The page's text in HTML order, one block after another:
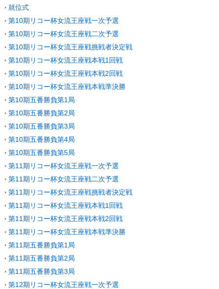
就位式
第10期リコー杯女流王座戦一次予選
第10期リコー杯女流王座戦二次予選
第10期リコー杯女流王座戦挑戦者決定戦
第10期リコー杯女流王座戦本戦1回戦
第10期リコー杯女流王座戦本戦2回戦
第10期リコー杯女流王座戦本戦準決勝
第10期五番勝負第1局
第10期五番勝負第2局
第10期五番勝負第3局
第10期五番勝負第4局
第10期五番勝負第5局
第11期リコー杯女流王座戦一次予選
第11期リコー杯女流王座戦二次予選
第11期リコー杯女流王座戦挑戦者決定戦
第11期リコー杯女流王座戦本戦1回戦
第11期リコー杯女流王座戦本戦2回戦
第11期リコー杯女流王座戦本戦準決勝
第11期五番勝負第1局
第11期五番勝負第2局
第11期五番勝負第3局
第12期リコー杯女流王座戦一次予選